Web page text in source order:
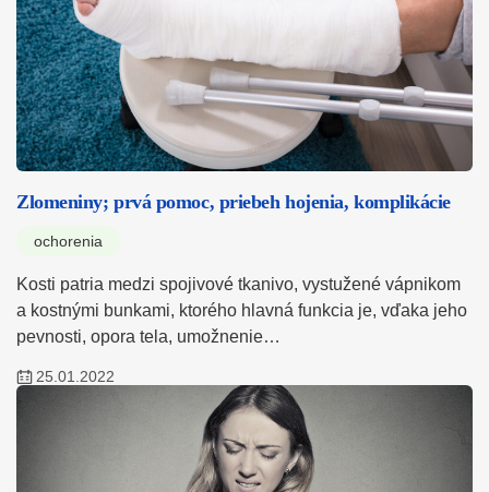
Zlomeniny; prvá pomoc, priebeh hojenia, komplikácie
ochorenia
Kosti patria medzi spojivové tkanivo, vystužené vápnikom
a kostnými bunkami, ktorého hlavná funkcia je, vďaka jeho
pevnosti, opora tela, umožnenie…
25.01.2022